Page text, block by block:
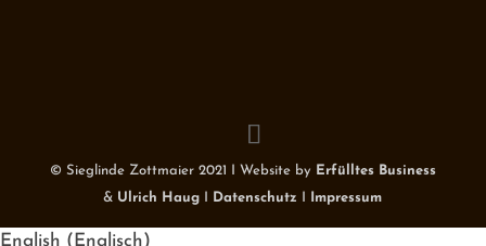
© Sieglinde Zottmaier 2021 I Website by
Erfülltes Business
& Ulrich Haug Datenschutz Impressum
English ( Englisch)